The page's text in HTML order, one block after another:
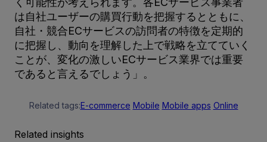
は自社ユーザーの購買行動を把握するとともに、
自社・競合ECサービスの訪問者の特徴を定期的
に把握し、動向を理解した上で戦略を立てていく
ことが、変化の激しいECサービス業界では重要
であると言えるでしょう」。
Related tags:E-commerce Mobile Mobile apps Online
Related insights